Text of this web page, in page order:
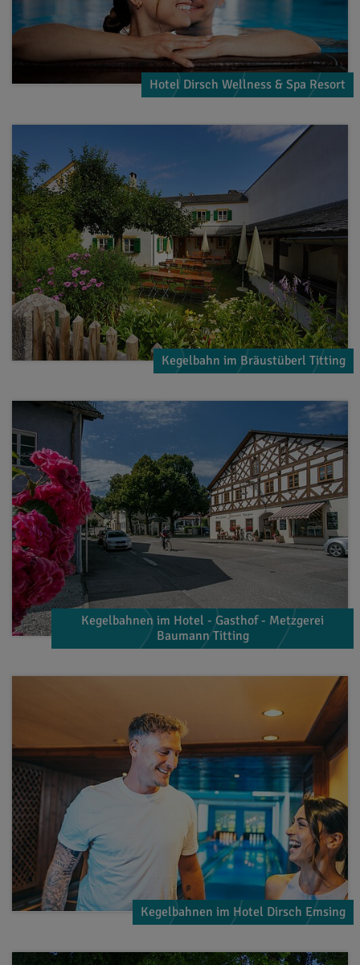
Hotel Dirsch Wellness & Spa Resort
Kegelbahn im Bräustüberl Titting
Kegelbahnen im Hotel - Gasthof - Metzgerei
Baumann Titting
Kegelbahnen im Hotel Dirsch Emsing